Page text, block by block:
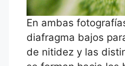
En ambas
diafragma bajos
de nitidez y las